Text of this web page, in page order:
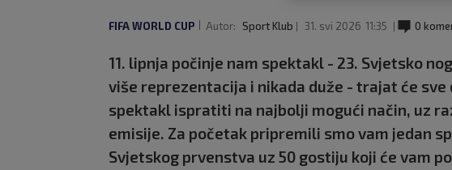
FIFA WORLD CUP Autor: Sport Klub 31. svi 2026 11:35 0
11. lipnja počinje nam spektakl - 23. Svjetsko
više reprezentacija i nikada duže - trajat će sve
spektakl ispratiti na najbolji mogući način, uz
emisije. Za početak pripremili smo vam jedan
Svjetskog prvenstva uz 50 gostiju koji će vam